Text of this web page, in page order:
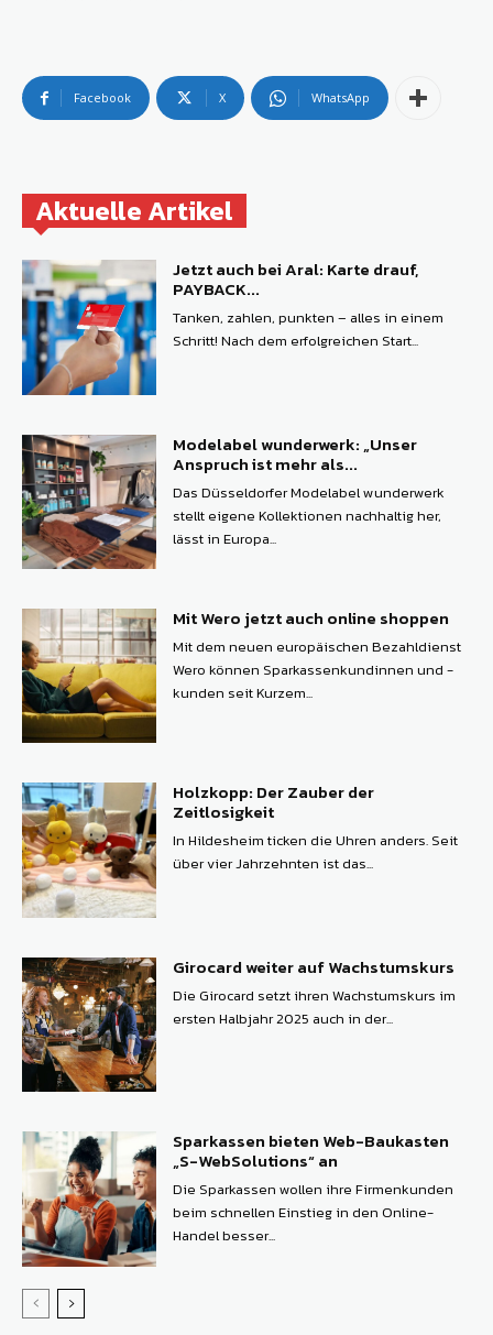
Facebook X WhatsApp
Aktuelle Artikel
Jetzt auch bei Aral: Karte drauf,
PAYBACK...
Tanken, zahlen, punkten – alles in einem
Schritt! Nach dem erfolgreichen Start...
Modelabel wunderwerk: „Unser
Anspruch ist mehr als...
Das Düsseldorfer Modelabel wunderwerk
stellt eigene Kollektionen nachhaltig her,
lässt in Europa...
Mit Wero jetzt auch online shoppen
Mit dem neuen europäischen Bezahldienst
Wero können ­Sparkassenkundinnen und -
kunden seit Kurzem...
Holzkopp: Der Zauber der
Zeitlosigkeit
In Hildesheim ticken die Uhren anders. Seit
über vier Jahrzehnten ist das...
Girocard weiter auf Wachstumskurs
Die Girocard setzt ihren Wachstumskurs im
ersten Halbjahr 2025 auch in der...
Sparkassen bieten Web-Baukasten
„S-WebSolutions“ an
Die Sparkassen wollen ihre Firmenkunden
beim schnellen Einstieg in den Online-
Handel besser...